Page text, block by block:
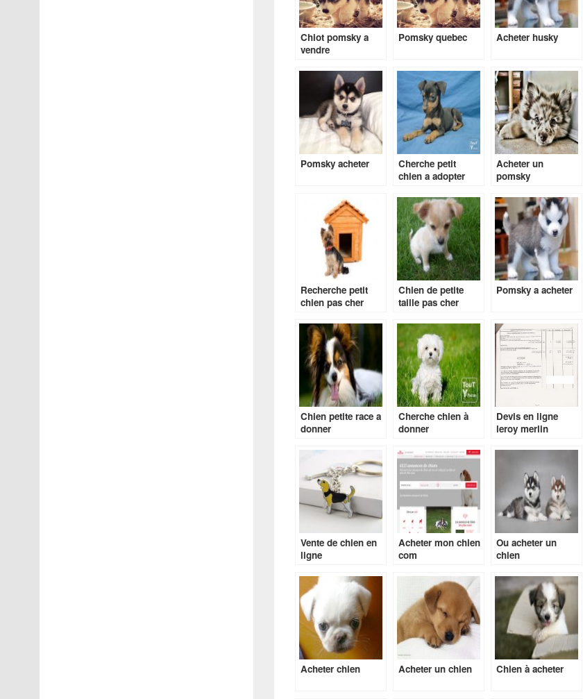
Chiot pomsky a
vendre
Pomsky quebec Acheter husky
Pomsky acheter
Cherche petit
chien a adopter
Acheter un
pomsky
Recherche petit
chien pas cher
Chien de petite
taille pas cher
Pomsky a acheter
Chien petite race a
donner
Cherche chien à
donner
Devis en ligne
leroy merlin
Vente de chien en
ligne
Acheter mon chien
com
Ou acheter un
chien
Acheter chien Acheter un chien Chien à acheter